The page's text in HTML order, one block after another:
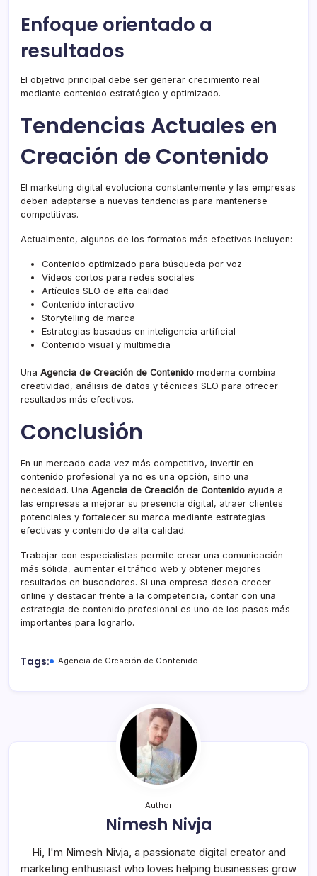
Enfoque orientado a
resultados
El objetivo principal debe ser generar crecimiento real
mediante contenido estratégico y optimizado.
Tendencias Actuales en
Creación de Contenido
El marketing digital evoluciona constantemente y las empresas
deben adaptarse a nuevas tendencias para mantenerse
competitivas.
Actualmente, algunos de los formatos más efectivos incluyen:
Contenido optimizado para búsqueda por voz
Videos cortos para redes sociales
Artículos SEO de alta calidad
Contenido interactivo
Storytelling de marca
Estrategias basadas en inteligencia artificial
Contenido visual y multimedia
Una Agencia de Creación de Contenido moderna combina
creatividad, análisis de datos y técnicas SEO para ofrecer
resultados más efectivos.
Conclusión
En un mercado cada vez más competitivo, invertir en
contenido profesional ya no es una opción, sino una
necesidad. Una Agencia de Creación de Contenido ayuda a
las empresas a mejorar su presencia digital, atraer clientes
potenciales y fortalecer su marca mediante estrategias
efectivas y contenido de alta calidad.
Trabajar con especialistas permite crear una comunicación
más sólida, aumentar el tráfico web y obtener mejores
resultados en buscadores. Si una empresa desea crecer
online y destacar frente a la competencia, contar con una
estrategia de contenido profesional es uno de los pasos más
importantes para lograrlo.
Tags: Agencia de Creación de Contenido
Author
Nimesh Nivja
Hi, I'm Nimesh Nivja, a passionate digital creator and
marketing enthusiast who loves helping businesses grow